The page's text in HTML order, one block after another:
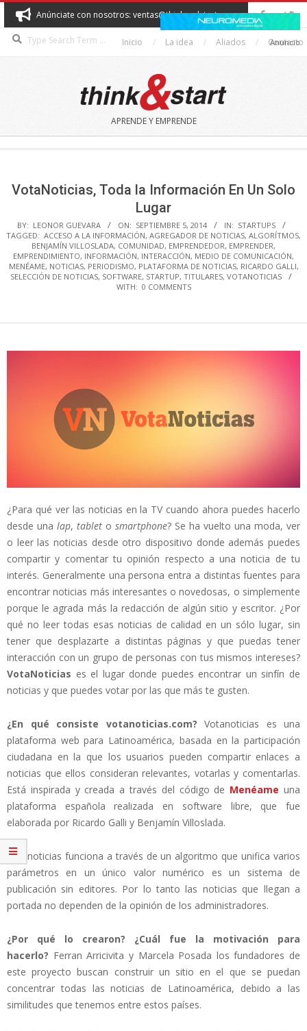
Skip
to
content
Anúnciate con nosotros: ventas@thinkandstart.com
Inicio La idea Aliados Contacto
THINK&START
APRENDE Y EMPRENDE
Anuncio
VotaNoticias, Toda la Información En Un Solo
Lugar
BY: LEONOR GUEVARA ON: SEPTIEMBRE 5, 2014 IN: STARTUPS
TAGGED: ACCESO A LA INFORMACIÓN, AGREGADOR DE NOTICIAS, ALGORÍTMOS,
BENJAMÍN VILLOSLADA, COMUNIDAD, EMPRENDEDOR, EMPRENDER,
EMPRENDIMIENTO, INFORMACIÓN, INTERACCIÓN, MEDIO DE COMUNICACIÓN,
MENÉAME, NOTICIAS, PERIODISMO, PLATAFORMA DE NOTICIAS, RICARDO GALLI,
SELECCIÓN DE NOTICIAS, SOFTWARE, STARTUP, TITULARES, VOTANOTICIAS
WITH: 0 COMMENTS
¿Para qué ver las noticias en la TV cuando ahora puedes hacerlo
desde una lap, tablet o smartphone? Se ha vuelto una moda, ver
o leer las noticias desde otro dispositivo donde además puedes
compartir y comentar tu opinión respecto a una noticia de tu
interés. Generalmente una persona entra a distintas fuentes para
encontrar noticias más interesantes o novedosas, o simplemente
porque le agrada más la redacción de algún sitio y escritor. ¿Por
qué no leer todas esas noticias de calidad en un sólo lugar, sin
tener que desplazarte a distintas páginas y que puedas tener
interacción con un grupo de personas con tus mismos intereses?
VotaNoticias es el lugar donde puedes encontrar un sinfín de
noticias y que puedes votar por las que más te gusten.
¿En qué consiste votanoticias.com? Votanoticias es una
plataforma web para Latinoamérica, basada en la participación
ciudadana en la que los usuarios pueden compartir enlaces a
noticias que ellos consideran relevantes, votarlas y comentarlas.
Está inspirada y creada a través del código de Menéame una
plataforma española realizada en software libre, que fue
elaborada por Ricardo Galli y Benjamín Villoslada.
Votanoticias funciona a través de un algoritmo que unifica varios
parámetros en un único valor numérico es un sistema de
publicación sin editores. Por lo tanto las noticias que llegan a
portada no dependen de la opinión de los administradores.
¿Por qué lo crearon? ¿Cuál fue la motivación para
hacerlo? Ferran Arricivita y Marcela Posada los fundadores de
este proyecto buscan construir un sitio en el que se puedan
concentrar todas las noticias de Latinoamérica, debido a las
similitudes que tenemos entre estos países.